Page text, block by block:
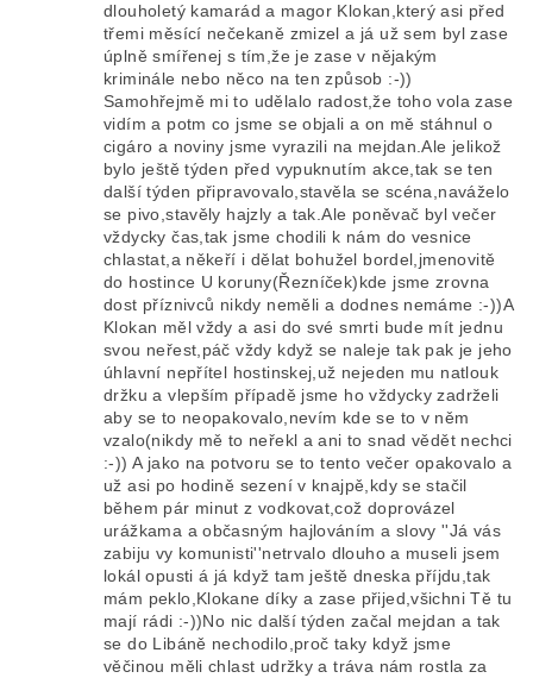
dlouholetý kamarád a magor Klokan,který asi před
třemi měsící nečekaně zmizel a já už sem byl zase
úplně smířenej s tím,že je zase v nějakým
kriminále nebo něco na ten způsob :-))
Samohřejmě mi to udělalo radost,že toho vola zase
vidím a potm co jsme se objali a on mě stáhnul o
cigáro a noviny jsme vyrazili na mejdan.Ale jelikož
bylo ještě týden před vypuknutím akce,tak se ten
další týden připravovalo,stavěla se scéna,naváželo
se pivo,stavěly hajzly a tak.Ale poněvač byl večer
vždycky čas,tak jsme chodili k nám do vesnice
chlastat,a někeří i dělat bohužel bordel,jmenovitě
do hostince U koruny(Řezníček)kde jsme zrovna
dost příznivců nikdy neměli a dodnes nemáme :-))A
Klokan měl vždy a asi do své smrti bude mít jednu
svou neřest,páč vždy když se naleje tak pak je jeho
úhlavní nepřítel hostinskej,už nejeden mu natlouk
držku a vlepším případě jsme ho vždycky zadrželi
aby se to neopakovalo,nevím kde se to v něm
vzalo(nikdy mě to neřekl a ani to snad vědět nechci
:-)) A jako na potvoru se to tento večer opakovalo a
už asi po hodině sezení v knajpě,kdy se stačil
během pár minut z vodkovat,což doprovázel
urážkama a občasným hajlováním a slovy ''Já vás
zabiju vy komunisti''netrvalo dlouho a museli jsem
lokál opusti á já když tam ještě dneska příjdu,tak
mám peklo,Klokane díky a zase přijed,všichni Tě tu
mají rádi :-))No nic další týden začal mejdan a tak
se do Libáně nechodilo,proč taky když jsme
věčinou měli chlast udržky a tráva nám rostla za